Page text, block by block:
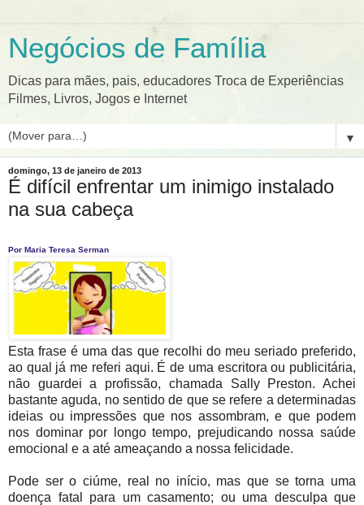
Negócios de Família
Dicas para mães, pais, educadores Troca de Experiências
Filmes, Livros, Jogos e Internet
▼
domingo, 13 de janeiro de 2013
É difícil enfrentar um inimigo instalado
na sua cabeça
Por Maria Teresa Serman
Esta frase é uma das que recolhi do meu seriado preferido,
ao qual já me referi aqui. É de uma escritora ou publicitária,
não guardei a profissão, chamada Sally Preston. Achei
bastante aguda, no sentido de que se refere a determinadas
ideias ou impressões que nos assombram, e que podem
nos dominar por longo tempo, prejudicando nossa saúde
emocional e a até ameaçando a nossa felicidade.
Pode ser o ciúme, real no início, mas que se torna uma
doença fatal para um casamento; ou uma desculpa que